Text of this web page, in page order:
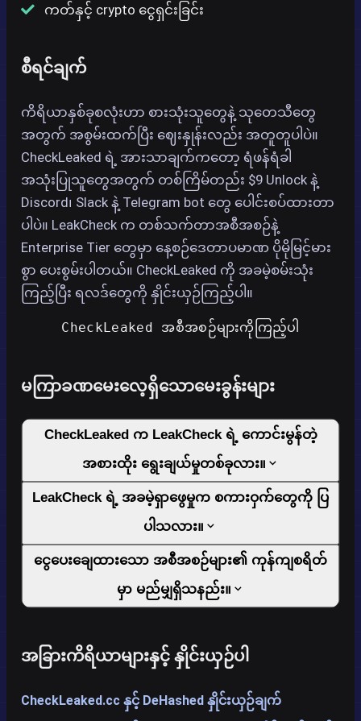
ကတ်နှင့် crypto ငွေရှင်းခြင်း
စီရင်ချက်
ကိရိယာနှစ်ခုစလုံးဟာ စားသုံးသူတွေနဲ့ သုတေသီတွေ
အတွက် အစွမ်းထက်ပြီး ဈေးနှုန်းလည်း အတူတူပါပဲ။
CheckLeaked ရဲ့ အားသာချက်ကတော့ ရံဖန်ရံခါ
အသုံးပြုသူတွေအတွက် တစ်ကြိမ်တည်း $9 Unlock နဲ့
Discord၊ Slack နဲ့ Telegram bot တွေ ပေါင်းစပ်ထားတာ
ပါပဲ။ LeakCheck က တစ်သက်တာအစီအစဉ်နဲ့
Enterprise Tier တွေမှာ နေ့စဉ်ဒေတာပမာဏ ပိုမိုမြင့်မား
စွာ ပေးစွမ်းပါတယ်။ CheckLeaked ကို အခမဲ့စမ်းသုံး
ကြည့်ပြီး ရလဒ်တွေကို နှိုင်းယှဉ်ကြည့်ပါ။
CheckLeaked အစီအစဉ်များကိုကြည့်ပါ
မကြာခဏမေးလေ့ရှိသောမေးခွန်းများ
CheckLeaked က LeakCheck ရဲ့ ကောင်းမွန်တဲ့
အစားထိုး ရွေးချယ်မှုတစ်ခုလား။
LeakCheck ရဲ့ အခမဲ့ရှာဖွေမှုက စကားဝှက်တွေကို ပြ
ပါသလား။
ငွေပေးချေထားသော အစီအစဉ်များ၏ ကုန်ကျစရိတ်
မှာ မည်မျှရှိသနည်း။
အခြားကိရိယာများနှင့် နှိုင်းယှဉ်ပါ
CheckLeaked.cc နှင့် DeHashed နှိုင်းယှဉ်ချက်